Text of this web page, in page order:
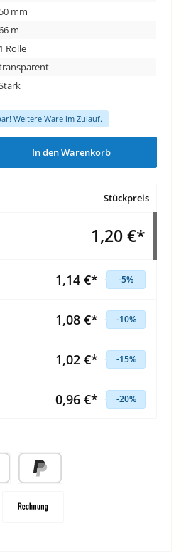
50 mm
m
1 Rolle
Weitere Ware im Zulauf.
Wert ein oder benutze die
In den Warenkorb
Stückpreis
1,20 €*
1,14 €* -5%
1,08 €* -10%
1,02 €* -15%
0,96 €* -20%